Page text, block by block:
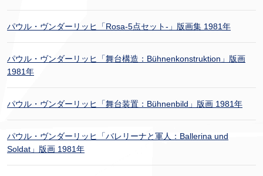
パウル・ヴンダーリッヒ「Rosa-5点セット-」版画集 1981年
パウル・ヴンダーリッヒ「舞台構造：Bühnenkonstruktion」版画
1981年
パウル・ヴンダーリッヒ「舞台装置：Bühnenbild」版画 1981年
パウル・ヴンダーリッヒ「バレリーナと軍人：Ballerina und
Soldat」版画 1981年